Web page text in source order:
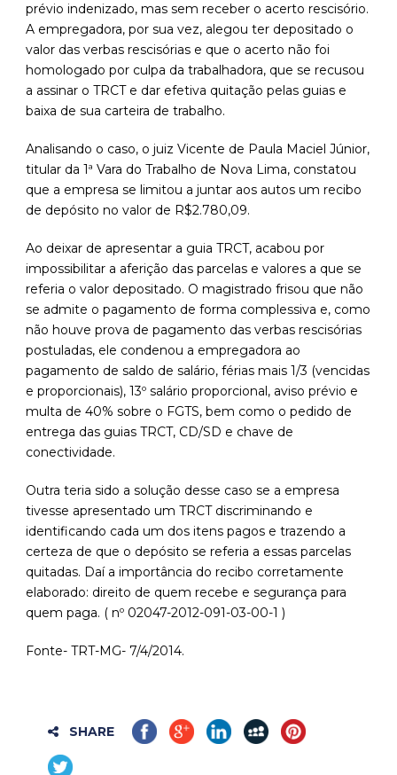
prévio indenizado, mas sem receber o acerto rescisório.
A empregadora, por sua vez, alegou ter depositado o
valor das verbas rescisórias e que o acerto não foi
homologado por culpa da trabalhadora, que se recusou
a assinar o TRCT e dar efetiva quitação pelas guias e
baixa de sua carteira de trabalho.
Analisando o caso, o juiz Vicente de Paula Maciel Júnior,
titular da 1ª Vara do Trabalho de Nova Lima, constatou
que a empresa se limitou a juntar aos autos um recibo
de depósito no valor de R$2.780,09.
Ao deixar de apresentar a guia TRCT, acabou por
impossibilitar a aferição das parcelas e valores a que se
referia o valor depositado. O magistrado frisou que não
se admite o pagamento de forma complessiva e, como
não houve prova de pagamento das verbas rescisórias
postuladas, ele condenou a empregadora ao
pagamento de saldo de salário, férias mais 1/3 (vencidas
e proporcionais), 13º salário proporcional, aviso prévio e
multa de 40% sobre o FGTS, bem como o pedido de
entrega das guias TRCT, CD/SD e chave de
conectividade.
Outra teria sido a solução desse caso se a empresa
tivesse apresentado um TRCT discriminando e
identificando cada um dos itens pagos e trazendo a
certeza de que o depósito se referia a essas parcelas
quitadas. Daí a importância do recibo corretamente
elaborado: direito de quem recebe e segurança para
quem paga. ( nº 02047-2012-091-03-00-1 )
Fonte- TRT-MG- 7/4/2014.
SHARE